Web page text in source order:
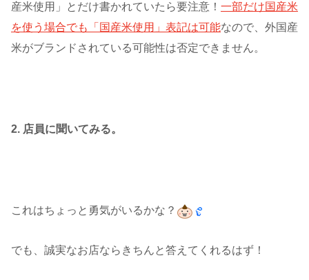
産米使用」とだけ書かれていたら要注意！ 一部だけ国産米
を使う場合でも「国産米使用」表記は可能なので、外国産
米がブランドされている可能性は否定できません。
2. 店員に聞いてみる。
これはちょっと勇気がいるかな？
でも、誠実なお店ならきちんと答えてくれるはず！